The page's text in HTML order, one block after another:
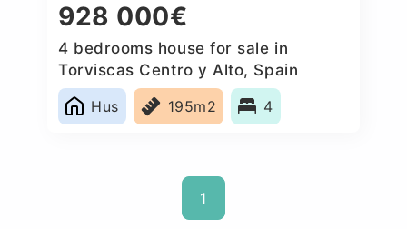
928 000€
4 bedrooms house for sale in
Torviscas Centro y Alto, Spain
Hus
195m2 4
1